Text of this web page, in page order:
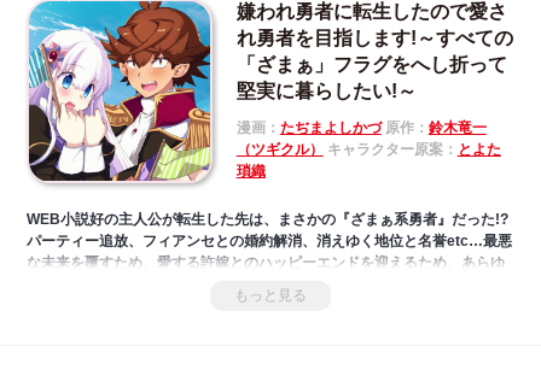
そう決心したカミラだが、一方のルクレツィオからはドレスを贈られた
り、一緒に閨で過ごしたいと伝えられたり……。
さらに、娘・ディアドラの誕生により、夫婦の仲は徐々に深まっていく。
このまま、家族三人で幸せになれるはず──そう信じていたある日、謎の襲
撃者によりカミラの身体が石化してしまい…！？
時を超えて愛し合う、心温まるハートフルラブストーリー！
嫌われ勇者に転生したので愛さ
れ勇者を目指します!～すべての
「ざまぁ」フラグをへし折って
堅実に暮らしたい!～
漫画： たぢまよしかづ原作： 鈴木竜一
（ツギクル）
キャラクター原案： とよた
瑣織
WEB小説好の主人公が転生した先は、まさかの『ざまぁ系勇者』だった!?
パーティー追放、フィアンセとの婚約解消、消えゆく地位と名誉etc…最悪
な未来を覆すため、愛する許嫁とのハッピーエンドを迎えるため、あらゆ
る破滅フラグをへし折っていく！ 驕り高ぶりは言語道断！ 才能に溺れず努
力を重ね、目指せ愛され勇者!? 元・嫌われ勇者の奮闘記、いま開幕っ!!
もっと見る